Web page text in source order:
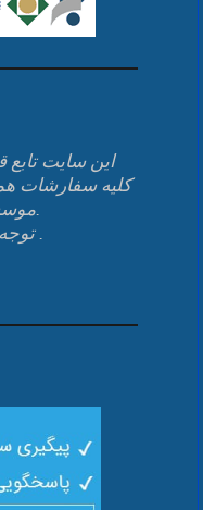
اين سايت
موسسات و سازمان ها پذیرفته می شود.
_ توجه : لطفا در تایم کاری تماس بگیرید .